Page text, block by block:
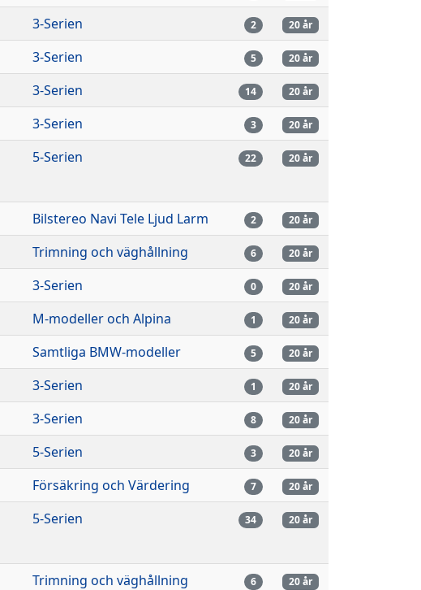
3-Serien 2 20 år
3-Serien 5 20 år
3-Serien 14 20 år
3-Serien 3 20 år
5-Serien 22 20 år
Bilstereo Navi Tele Ljud Larm 2 20 år
Trimning och väghållning 6 20 år
3-Serien 0 20 år
M-modeller och Alpina 1 20 år
Samtliga BMW-modeller 5 20 år
3-Serien 1 20 år
3-Serien 8 20 år
5-Serien 3 20 år
Försäkring och Värdering 7 20 år
5-Serien 34 20 år
Trimning och väghållning 6 20 år